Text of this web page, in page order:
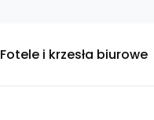
Fotele i krzesła biurowe